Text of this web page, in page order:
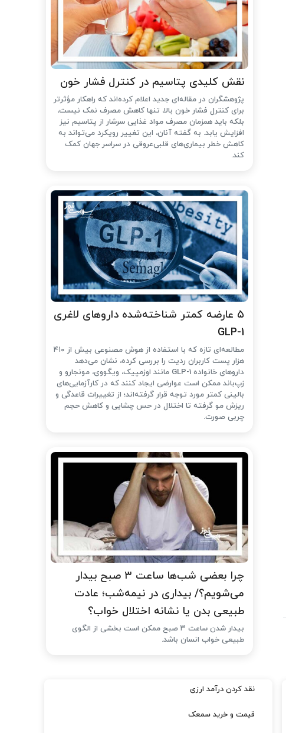
نقش کلیدی پتاسیم در کنترل فشار خون
پژوهشگران در مقاله‌ای جدید اعلام کرده‌اند که راهکار مؤثرتر
برای کنترل فشار خون بالا، تنها کاهش مصرف نمک نیست،
بلکه باید همزمان مصرف مواد غذایی سرشار از پتاسیم نیز
افزایش یابد. به گفته آنان، این تغییر رویکرد می‌تواند به
کاهش خطر بیماری‌های قلبی‌عروقی در سراسر جهان کمک
کند.
۵ عارضه کمتر شناخته‌شده داروهای لاغری
GLP-1
مطالعه‌ای تازه که با استفاده از هوش مصنوعی بیش از ۴۱۰
هزار پست کاربران ردیت را بررسی کرده، نشان می‌دهد
داروهای خانواده GLP-1 مانند اوزمپیک، ویگووی، مونجارو و
زپ‌باند ممکن است عوارضی ایجاد کنند که در کارآزمایی‌های
بالینی کمتر مورد توجه قرار گرفته‌اند؛ از تغییرات قاعدگی و
ریزش مو گرفته تا اختلال در حس چشایی و کاهش حجم
چربی صورت.
چرا بعضی شب‌ها ساعت ۳ صبح بیدار
می‌شویم؟/ بیداری در نیمه‌شب؛ عادت
طبیعی بدن یا نشانه اختلال خواب؟
بیدار شدن ساعت ۳ صبح ممکن است بخشی از الگوی
طبیعی خواب انسان باشد.
نقد کردن درآمد ارزی
قیمت و خرید سمعک